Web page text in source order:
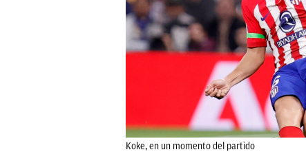
Koke, en un momento del partido